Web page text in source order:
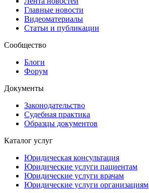
Главные новости
Видеоматериалы
Статьи и публикации
Сообщество
Блоги
Форум
Документы
Законодательство
Судебная практика
Образцы документов
Каталог услуг
Юридическая консультация
Юридические услуги пациентам
Юридические услуги врачам
Юридические услуги организациям